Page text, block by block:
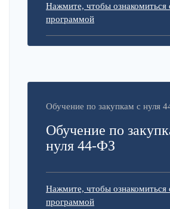
Нажмите, чтобы ознакомиться
программой
Обучение по закупкам с нуля
Обучение по
нуля 44-ФЗ
Нажмите, чтобы ознакомиться
программой